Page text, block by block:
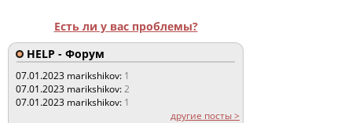
Есть ли у вас проблемы?
HELP - Форум
07.01.2023 marikshikov: 1
07.01.2023 marikshikov:2
07.01.2023 marikshikov: 1
другие посты >